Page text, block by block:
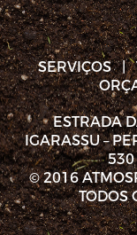
SERVIÇOS |
ESTRADA
IGARASSU –
© 2016
TODOS